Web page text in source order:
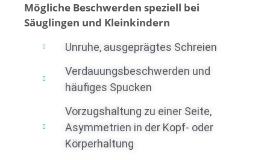
Mögliche Beschwerden speziell bei
Säuglingen und Kleinkindern
Unruhe, ausgeprägtes Schreien
Verdauungsbeschwerden und
häufiges Spucken
Vorzugshaltung zu einer Seite,
Asymmetrien in der Kopf- oder
Körperhaltung